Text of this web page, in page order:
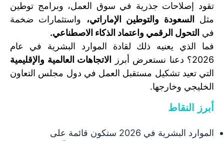
تقود إصلاحات جذرية في سوق العمل، وبرامج توطين
مثل
السعودة والتوطين الإماراتي،
واستثمارات ضخمة
في التحول الرقمي واعتماد الذكاء الاصطناعي.
فما الذي يعنيه ذلك لقادة الموارد البشرية في عام
2026؟ دعنا نستعرض أبرز
الاتجاهات العالمية والإقليمية
التي تعيد تشكيل مستقبل العمل في دول مجلس التعاون
الخليجي وخارجها.
أبرز النقاط
الموارد البشرية في 2026 ستكون قائمة على